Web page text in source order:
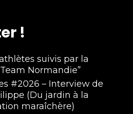
!
suivis par la
Normandie”
#2026 – Interview de
(Du jardin à la
maraîchère)